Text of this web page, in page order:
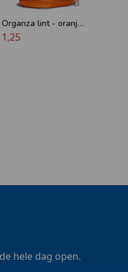
Organza lint - oranje
of groen - 10mm x
1,25
hele dag open.